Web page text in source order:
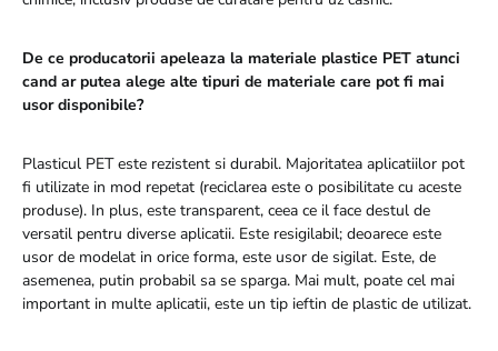
De ce producatorii apeleaza la materiale plastice PET atunci
cand ar putea alege alte tipuri de materiale care pot fi mai
usor disponibile?
Plasticul PET este rezistent si durabil. Majoritatea aplicatiilor pot
fi utilizate in mod repetat (reciclarea este o posibilitate cu aceste
produse). In plus, este transparent, ceea ce il face destul de
versatil pentru diverse aplicatii. Este resigilabil; deoarece este
usor de modelat in orice forma, este usor de sigilat. Este, de
asemenea, putin probabil sa se sparga. Mai mult, poate cel mai
important in multe aplicatii, este un tip ieftin de plastic de utilizat.